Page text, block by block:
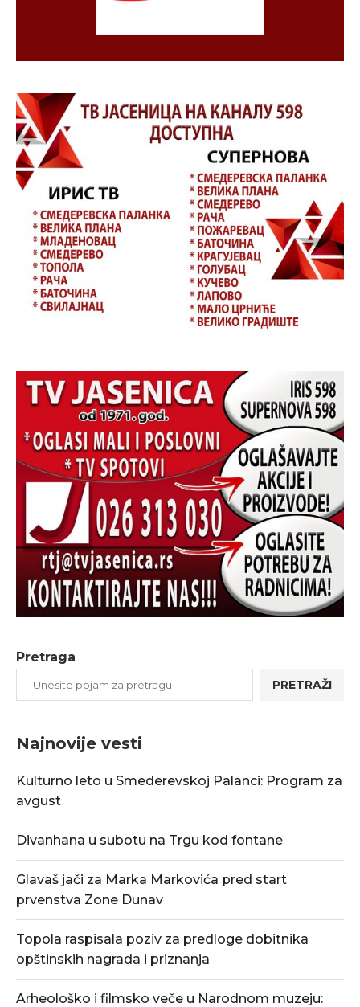
Pretraga
PRETRAŽI
Najnovije vesti
Kulturno leto u Smederevskoj Palanci: Program za
avgust
Divanhana u subotu na Trgu kod fontane
Glavaš jači za Marka Markovića pred start
prvenstva Zone Dunav
Topola raspisala poziv za predloge dobitnika
opštinskih nagrada i priznanja
Arheološko i filmsko veče u Narodnom muzeju: